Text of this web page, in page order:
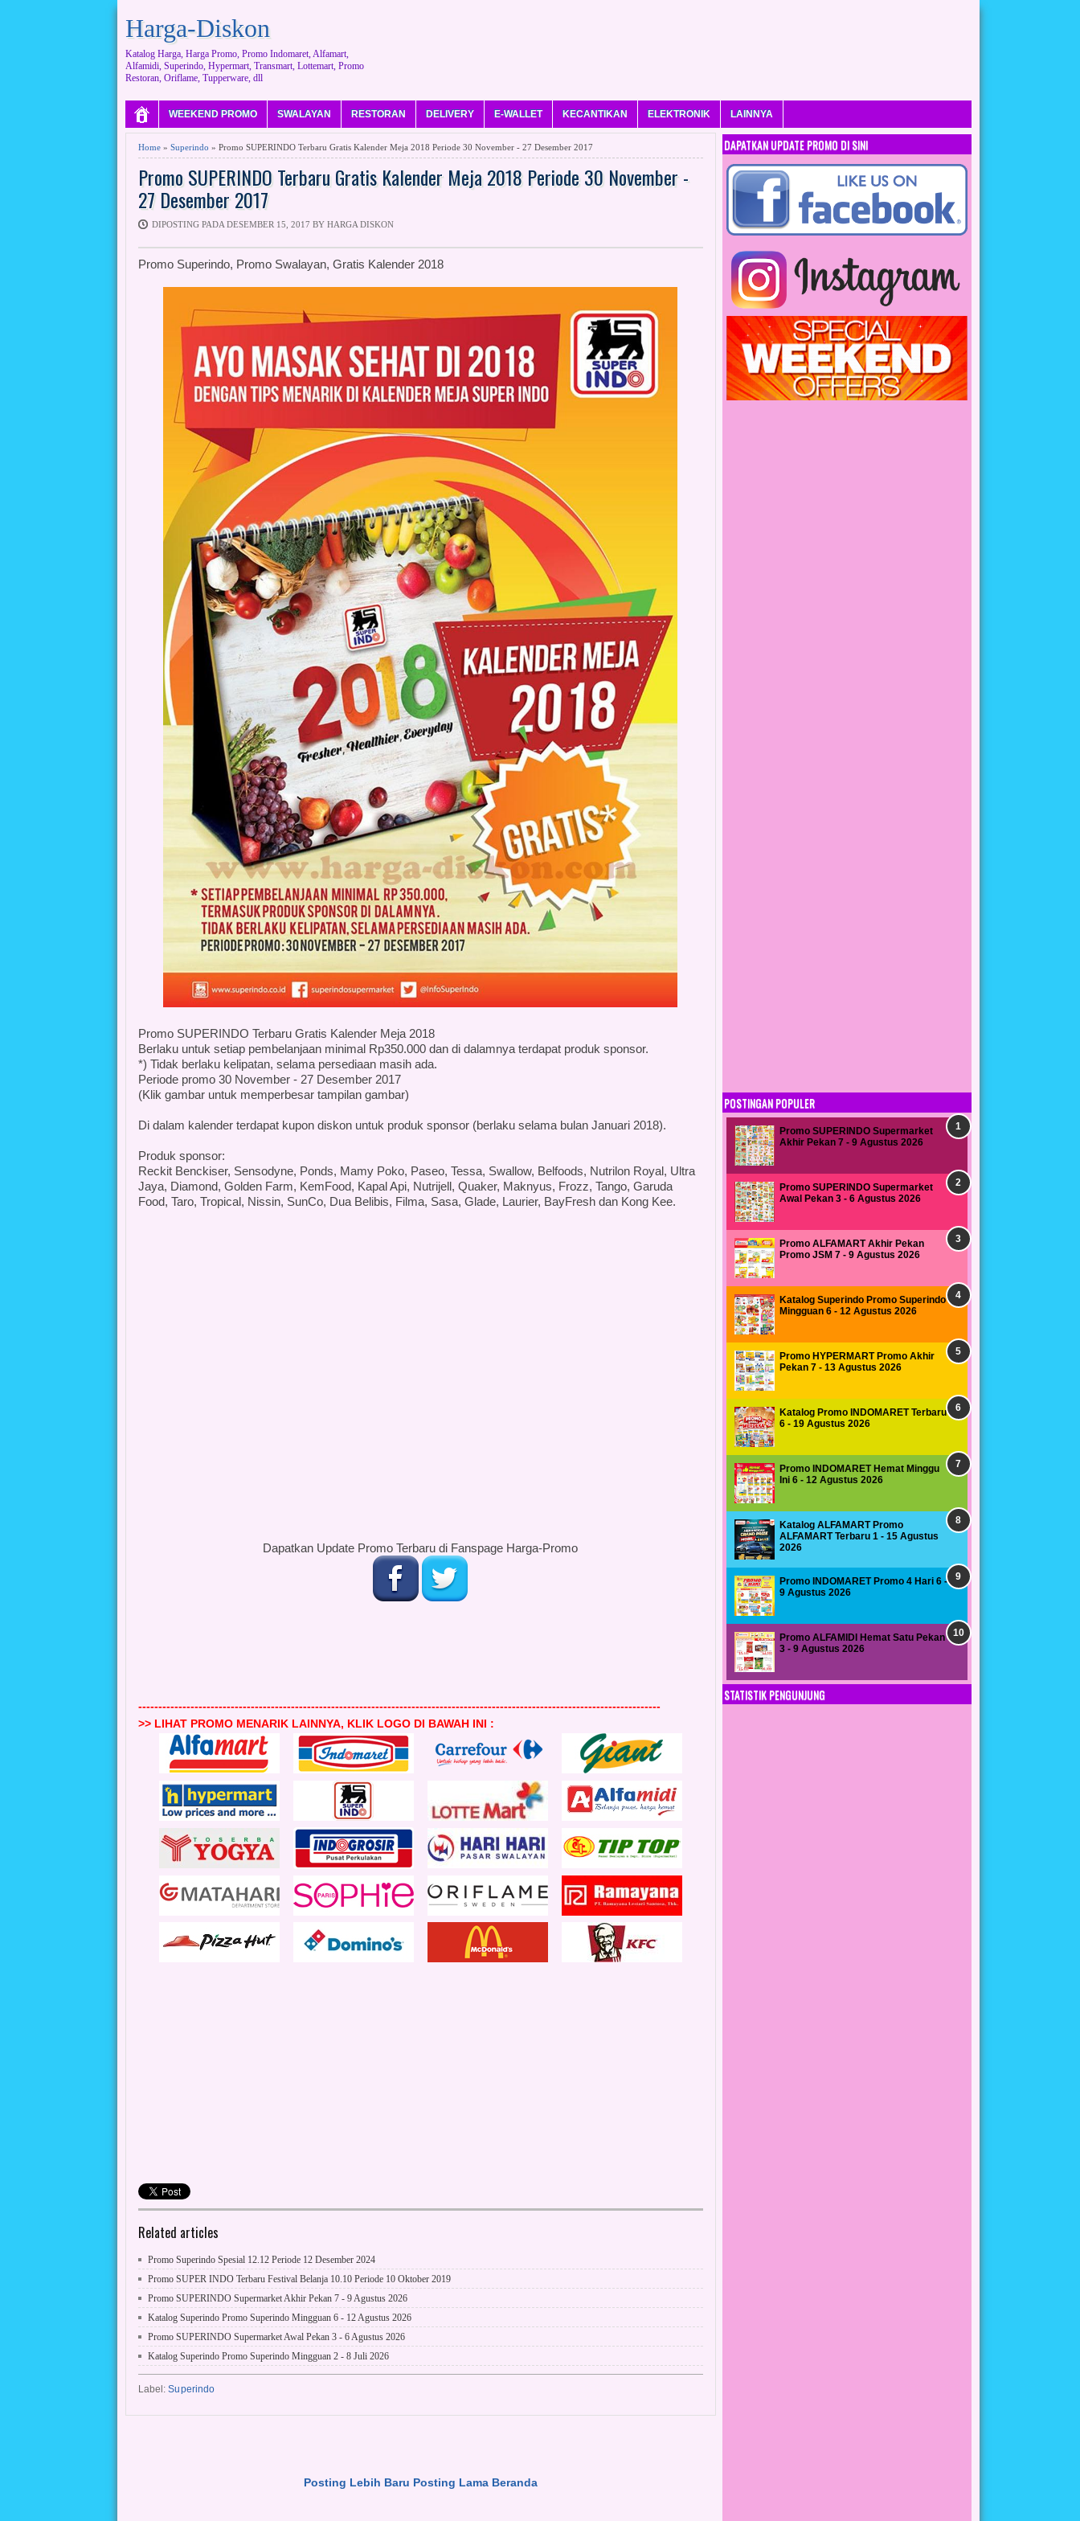
Harga-Diskon
Katalog Harga, Harga Promo, Promo Indomaret, Alfamart,
Alfamidi, Superindo, Hypermart, Transmart, Lottemart, Promo
Restoran, Oriflame, Tupperware, dll
WEEKEND PROMO SWALAYAN RESTORAN DELIVERY E-WALLET KECANTIKAN ELEKTRONIK LAINNYA
Home» Superindo » Promo SUPERINDO Terbaru Gratis Kalender Meja 2018 Periode 30 November - 27 Desember 2017
Promo SUPERINDO Terbaru Gratis Kalender Meja 2018 Periode 30 November -
27 Desember 2017
DIPOSTING PADA DESEMBER 15, 2017 BY HARGA DISKON
Promo Superindo, Promo Swalayan, Gratis Kalender 2018
Promo SUPERINDO Terbaru Gratis Kalender Meja 2018
Berlaku untuk setiap pembelanjaan minimal Rp350.000 dan di dalamnya terdapat produk sponsor.
*) Tidak berlaku kelipatan, selama persediaan masih ada.
Periode promo 30 November - 27 Desember 2017
(Klik gambar untuk memperbesar tampilan gambar)
Di dalam kalender terdapat kupon diskon untuk produk sponsor (berlaku selama bulan Januari 2018).
Produk sponsor:
Reckit Benckiser, Sensodyne, Ponds, Mamy Poko, Paseo, Tessa, Swallow, Belfoods, Nutrilon Royal, Ultra
Jaya, Diamond, Golden Farm, KemFood, Kapal Api, Nutrijell, Quaker, Maknyus, Frozz, Tango, Garuda
Food, Taro, Tropical, Nissin, SunCo, Dua Belibis, Filma, Sasa, Glade, Laurier, BayFresh dan Kong Kee.
Dapatkan Update Promo Terbaru di Fanspage Harga-Promo
----------------------------------------------------------------------------------------------------------------------------------
>> LIHAT PROMO MENARIK LAINNYA, KLIK LOGO DI BAWAH INI :
Related articles
Promo Superindo Spesial 12.12 Periode 12 Desember 2024
Promo SUPER INDO Terbaru Festival Belanja 10.10 Periode 10 Oktober 2019
Promo SUPERINDO Supermarket Akhir Pekan 7 - 9 Agustus 2026
Katalog Superindo Promo Superindo Mingguan 6 - 12 Agustus 2026
Promo SUPERINDO Supermarket Awal Pekan 3 - 6 Agustus 2026
Katalog Superindo Promo Superindo Mingguan 2 - 8 Juli 2026
Label:Superindo
Posting Lebih Baru Posting Lama Beranda
DAPATKAN UPDATE PROMO DI SINI
POSTINGAN POPULER
Promo SUPERINDO Supermarket
Akhir Pekan 7 - 9 Agustus 2026
Promo SUPERINDO Supermarket
Awal Pekan 3 - 6 Agustus 2026
Promo ALFAMART Akhir Pekan
Promo JSM 7 - 9 Agustus 2026
Katalog Superindo Promo Superindo
Mingguan 6 - 12 Agustus 2026
Promo HYPERMART Promo Akhir
Pekan 7 - 13 Agustus 2026
Katalog Promo INDOMARET Terbaru
6 - 19 Agustus 2026
Promo INDOMARET Hemat Minggu
Ini 6 - 12 Agustus 2026
Katalog ALFAMART Promo
ALFAMART Terbaru 1 - 15 Agustus
2026
Promo INDOMARET Promo 4 Hari 6 -
9 Agustus 2026
Promo ALFAMIDI Hemat Satu Pekan
3 - 9 Agustus 2026
STATISTIK PENGUNJUNG